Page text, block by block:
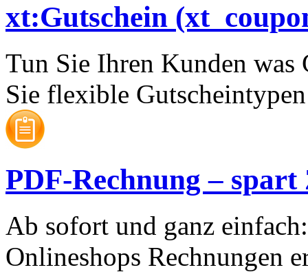
xt:Gutschein
Tun Sie Ihren Kunden
Sie flexible
PDF-Rechnung –
Ab sofort und ganz
Onlineshops Rechnungen